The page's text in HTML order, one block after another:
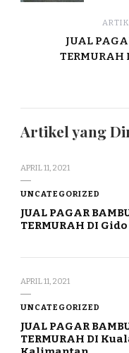
JUAL
TERMURAH
Artikel yang
APRIL 11, 2021
UNCATEGORIZED
JUAL PAGAR
TERMURAH DI
APRIL 11, 2021
UNCATEGORIZED
JUAL PAGAR
TERMURAH DI